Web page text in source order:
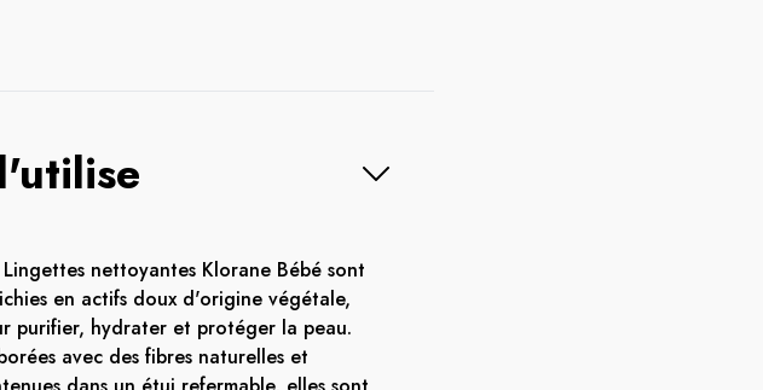
Lingettes nettoyantes Klorane Bébé sont
en actifs doux d'origine végétale,
purifier, hydrater et protéger la peau.
avec des fibres naturelles et